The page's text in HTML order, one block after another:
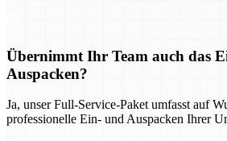
Übernimmt Ihr Team auch das
Auspacken?
Ja, unser Full-Service-Paket umfasst auf
professionelle Ein- und Auspacken Ihrer